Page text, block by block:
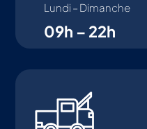
Lundi – Dimanche
09h – 22h